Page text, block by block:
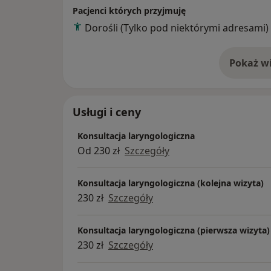
Pacjenci których przyjmuję
Dorośli (Tylko pod niektórymi adresami)
Pokażo
Usługi i ceny
Konsultacja laryngologiczna
Od 230 zł Szczegóły
Konsultacja laryngologiczna (kolejna wizyta)
230 zł Szczegóły
Konsultacja laryngologiczna (pierwsza wizyta)
230 zł Szczegóły